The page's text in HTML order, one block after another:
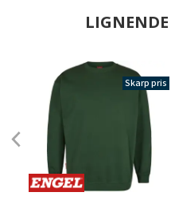
Skarp pris